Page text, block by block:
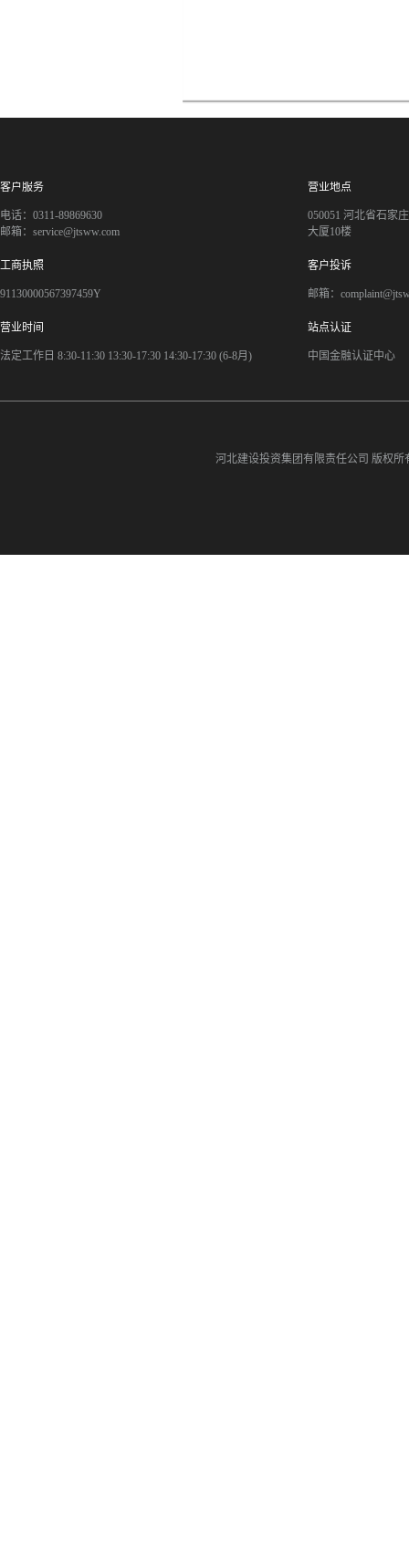
客户服务
电话：0311-89869630
邮箱：service@jtsww.com
营业地点
050051 河北省石家
大厦10楼
工商执照
91130000567397459Y
客户投诉
邮箱：
营业时间
法定工作日 8:30-11:30 13:30-17:30 14:30-17:30 (6-8月)
站点认证
中国金融认证中心
河北建设投资集团有限责任公司 版权所